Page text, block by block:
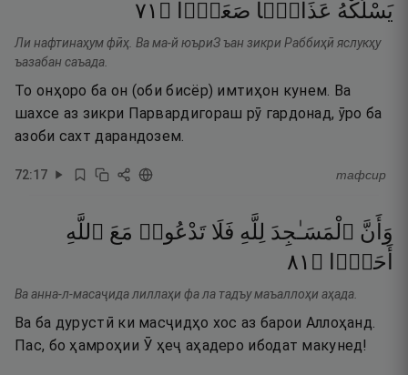
يَسْلُكْهُ عَذَابًۭا صَعَدًۭا ۝ ١٧
Ли нафтинаҳум фӣҳ. Ва ма-й юъриЗ ъан зикри Раббиҳӣ яслукҳу
ъазабан саъада.
То онҳоро ба он (оби бисёр) имтиҳон кунем. Ва
шахсе аз зикри Парвардигораш рӯ гардонад, ӯро ба
азоби сахт дарандозем.
72:17 тафсир
وَأَنَّ ٱلْمَسَـٰجِدَ لِلَّهِ فَلَا تَدْعُوا۟ مَعَ ٱللَّهِ
أَحَدًۭا
۝ ١٨
Ва анна-л-масаҷида лиллаҳи фа ла тадъу маъаллоҳи аҳада.
Ва ба дурустӣ ки масҷидҳо хос аз барои Аллоҳанд.
Пас, бо ҳамроҳии Ӯ ҳеҷ аҳадеро ибодат макунед!